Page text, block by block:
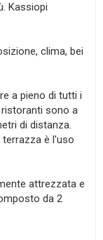
Kassiopi
clima, bei
a pieno di tutti i
sono a
di distanza.
terrazza è l'uso
attrezzata e
da 2